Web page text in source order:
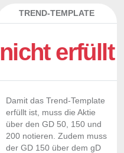
TREND-TEMPLATE
nicht erfüllt
Damit das Trend-Template
erfüllt ist, muss die Aktie
über den GD 50, 150 und
200 notieren. Zudem muss
der GD 150 über dem gD